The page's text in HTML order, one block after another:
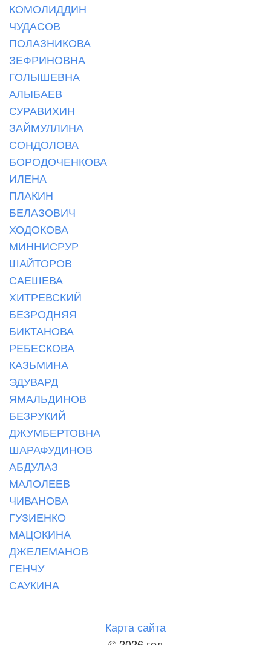
КОМОЛИДДИН
ЧУДАСОВ
ПОЛАЗНИКОВА
ЗЕФРИНОВНА
ГОЛЫШЕВНА
АЛЫБАЕВ
СУРАВИХИН
ЗАЙМУЛЛИНА
СОНДОЛОВА
БОРОДОЧЕНКОВА
ИЛЕНА
ПЛАКИН
БЕЛАЗОВИЧ
ХОДОКОВА
МИННИСРУР
ШАЙТОРОВ
САЕШЕВА
ХИТРЕВСКИЙ
БЕЗРОДНЯЯ
БИКТАНОВА
РЕБЕСКОВА
КАЗЬМИНА
ЭДУВАРД
ЯМАЛЬДИНОВ
БЕЗРУКИЙ
ДЖУМБЕРТОВНА
ШАРАФУДИНОВ
АБДУЛАЗ
МАЛОЛЕЕВ
ЧИВАНОВА
ГУЗИЕНКО
МАЦОКИНА
ДЖЕЛЕМАНОВ
ГЕНЧУ
САУКИНА
Карта сайта